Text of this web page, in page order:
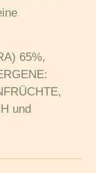
65%,
und